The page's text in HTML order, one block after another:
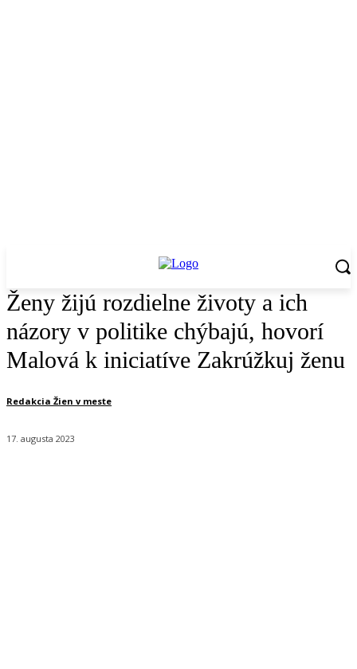
Ženy žijú rozdielne životy a ich
názory v politike chýbajú, hovorí
Malová k iniciatíve Zakrúžkuj ženu
Redakcia Žien v meste
17. augusta 2023